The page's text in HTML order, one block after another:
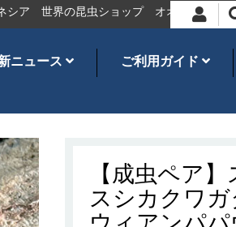
世界の昆虫ショップ オオクワガタ、カブ
ニュース ご利用ガイド
【成虫ペア
スシカクワガ